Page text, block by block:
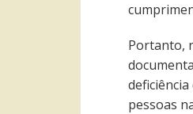
Portanto,
pessoas